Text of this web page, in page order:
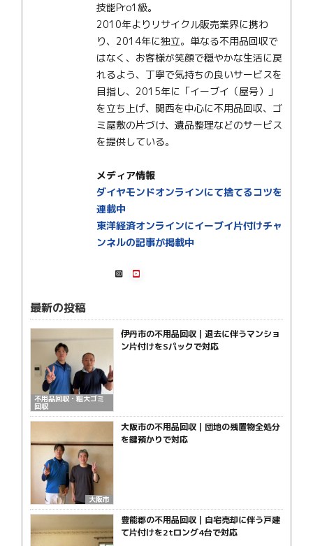
技能Pro1級。
2010年よりリサイクル販売業界に携わ
り、2014年に独立。単なる不用品回収で
はなく、お客様が笑顔で穏やかな生活に戻
れるよう、丁寧で気持ちの良いサービスを
目指し、2015年に「イーブイ（屋号）」
を立ち上げ、関西を中心に不用品回収、ゴ
ミ屋敷の片づけ、遺品整理などのサービス
を提供している。
メディア情報
ダイヤモンドオンラインにて捨てるコツを
連載中
東洋経済オンラインにイーブイ片付けチャ
ンネルの記事が掲載中
最新の投稿
不用品回収・粗大ゴミ
回収
伊丹市の不用品回収｜退去に伴うマンショ
ン片付けをSパックで対応
大阪市
大阪市の不用品回収｜団地の残置物全処分
を鍵預かりで対応
豊能郡の不用品回収｜自宅売却に伴う戸建
て片付けを2tロング4台で対応